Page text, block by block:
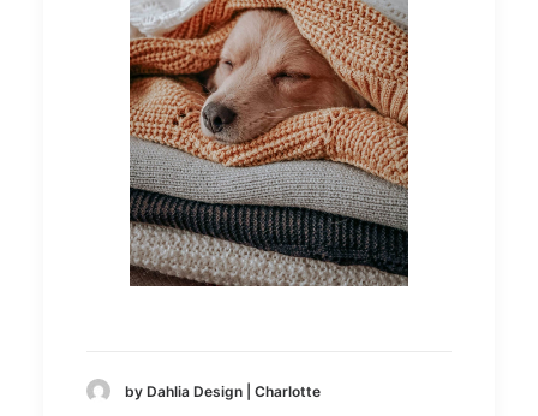
by Dahlia Design | Charlotte